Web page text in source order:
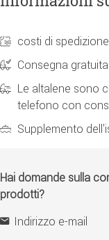
costi di
Consegna
Le altalene sono
telefono con
Supplemento
Hai domande sulla
prodotti?
Indirizzo e-mail